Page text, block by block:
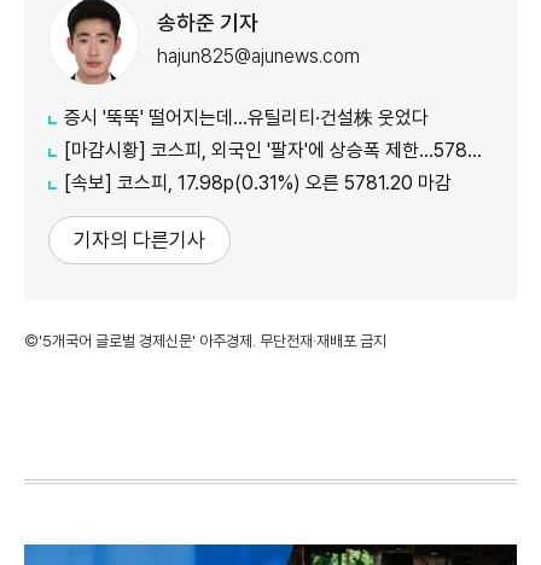
송하준 기자
hajun825@ajunews.com
증시 '뚝뚝' 떨어지는데…유틸리티·건설株 웃었다
[마감시황] 코스피, 외국인 '팔자'에 상승폭 제한…5780선 마감
[속보] 코스피, 17.98p(0.31%) 오른 5781.20 마감
기자의 다른기사
©'5개국어 글로벌 경제신문' 아주경제. 무단전재·재배포 금지